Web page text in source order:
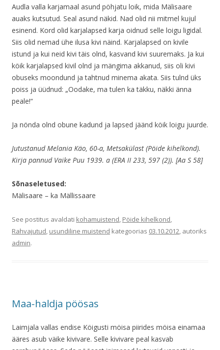
Audla valla karjamaal asund pöhjatu loik, mida Mälisaare
auaks kutsutud. Seal asund näkid. Nad olid nii mitmel kujul
esinend. Kord olid karjalapsed karja oidnud selle loigu ligidal.
Siis olid nemad ühe ilusa kivi näind. Karjalapsed on kivile
istund ja kui neid kivi täis olnd, kasvand kivi suuremaks. Ja kui
köik karjalapsed kivil olnd ja mängima akkanud, siis oli kivi
obuseks moondund ja tahtnud minema akata. Siis tulnd üks
poiss ja üüdnud: „Oodake, ma tulen ka täkku, näkki änna
peale!“
Ja nönda olnd obune kadund ja lapsed jäänd köik loigu juurde.
Jutustanud Melania Käo, 60-a, Metsakülast (Pöide kihelkond).
Kirja pannud Vaike Puu 1939. a (ERA II 233, 597 (2)). [Aa S 58]
Sõnaseletused:
Mälisaare – ka Mällissaare
See postitus avaldati kohamuistend, Pöide kihelkond,
Rahvajutud, usundiline muistend kategoorias 03.10.2012, autoriks
admin.
Maa-haldja pöösas
Laimjala vallas endise Köigusti möisa piirides möisa einamaa
ääres asub väike kivivare. Selle kivivare peal kasvab